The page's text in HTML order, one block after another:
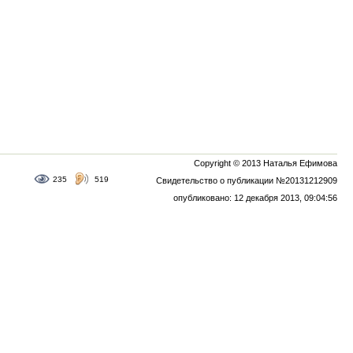
Copyright © 2013 Наталья Ефимова
Свидетельство о публикации №20131212909
опубликовано: 12 декабря 2013, 09:04:56
235 519